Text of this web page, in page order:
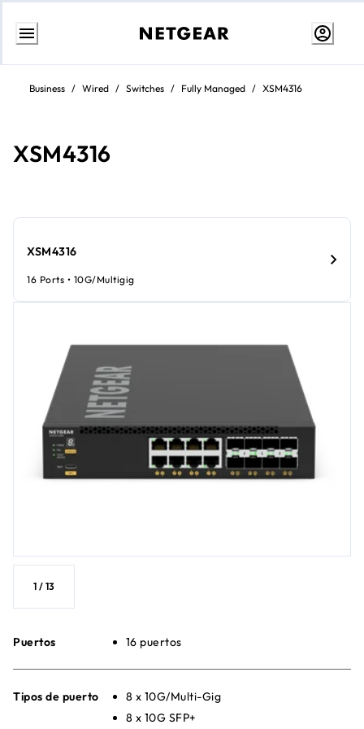
Ir
contenido
Business / Wired / Switches / Fully Managed / XSM4316
XSM4316
1 / 13
Puertos 16 puertos
Tipos de puerto
8 x 10G/Multi-Gig
8 x 10G SFP+
XSM4316
16 Ports • 10G/Multigig